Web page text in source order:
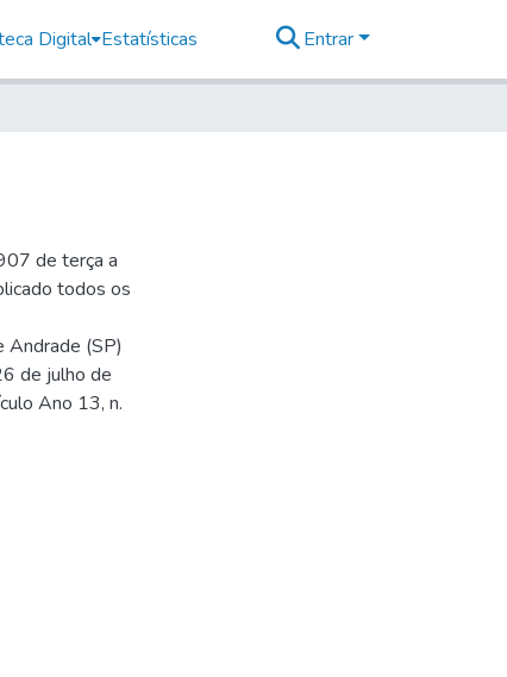
Digital Estatísticas Entrar
de terça a
todos os
Andrade (SP)
de julho de
Ano 13, n.